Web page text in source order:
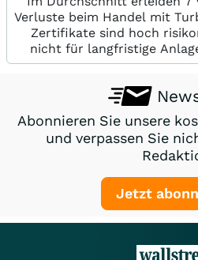
Verluste beim Handel mit
Zertifikate sind hoch
nicht für langfristige
Abonnieren Sie unsere
und verpassen Sie
Jetzt